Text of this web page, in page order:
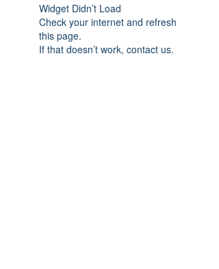
Widget Didn’t Load
Check your internet and refresh
this page.
If that doesn’t work, contact us.